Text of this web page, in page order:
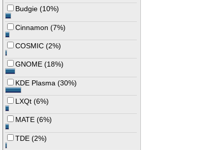
Budgie (10%)
Cinnamon (7%)
COSMIC (2%)
GNOME (18%)
KDE Plasma (30%)
LXQt (6%)
MATE (6%)
TDE (2%)